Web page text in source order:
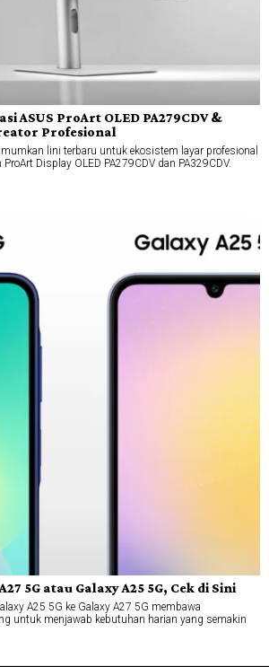
ASUS ProArt OLED PA279CDV &
Profesional
lini terbaru untuk ekosistem layar profesional
Display OLED PA279CDV dan PA329CDV.
5G atau Galaxy A25 5G, Cek di Sini
A25 5G ke Galaxy A27 5G membawa
untuk menjawab kebutuhan harian yang semakin